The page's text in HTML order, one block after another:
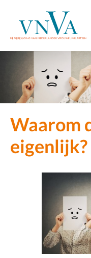
Waarom
eigenlijk?